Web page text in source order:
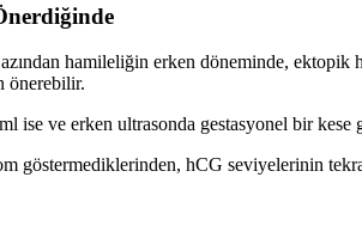
hamileliğin erken döneminde,
önerebilir.
ise ve erken ultrasonda gestasyonel bir
göstermediklerinden, hCG seviyelerinin